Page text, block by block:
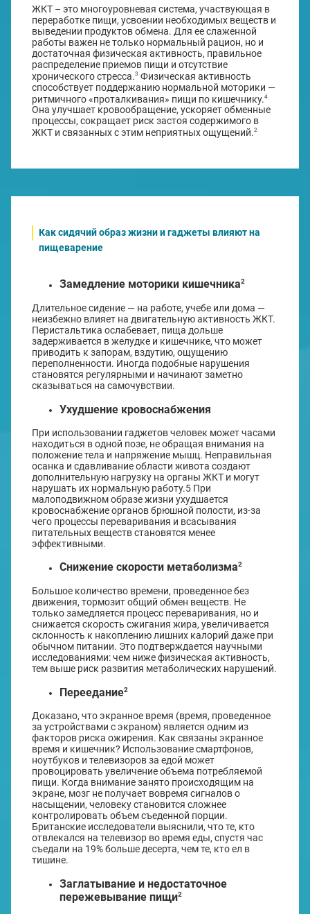
ЖКТ – это многоуровневая система, участвующая в
переработке пищи, усвоении необходимых веществ и
выведении продуктов обмена. Для ее слаженной
работы важен не только нормальный рацион, но и
достаточная физическая активность, правильное
распределение приемов пищи и отсутствие
хронического стресса.3 Физическая активность
способствует поддержанию нормальной моторики —
ритмичного «проталкивания» пищи по кишечнику.4
Она улучшает кровообращение, ускоряет обменные
процессы, сокращает риск застоя содержимого в
ЖКТ и связанных с этим неприятных ощущений.2
Как сидячий образ жизни и гаджеты влияют на
пищеварение
Замедление моторики кишечника2
Длительное сидение — на работе, учебе или дома —
неизбежно влияет на двигательную активность ЖКТ.
Перистальтика ослабевает, пища дольше
задерживается в желудке и кишечнике, что может
приводить к запорам, вздутию, ощущению
переполненности. Иногда подобные нарушения
становятся регулярными и начинают заметно
сказываться на самочувствии.
Ухудшение кровоснабжения
При использовании гаджетов человек может часами
находиться в одной позе, не обращая внимания на
положение тела и напряжение мышц. Неправильная
осанка и сдавливание области живота создают
дополнительную нагрузку на органы ЖКТ и могут
нарушать их нормальную работу.5 При
малоподвижном образе жизни ухудшается
кровоснабжение органов брюшной полости, из-за
чего процессы переваривания и всасывания
питательных веществ становятся менее
эффективными.
Снижение скорости метаболизма2
Большое количество времени, проведенное без
движения, тормозит общий обмен веществ. Не
только замедляется процесс переваривания, но и
снижается скорость сжигания жира, увеличивается
склонность к накоплению лишних калорий даже при
обычном питании. Это подтверждается научными
исследованиями: чем ниже физическая активность,
тем выше риск развития метаболических нарушений.
Переедание2
Доказано, что экранное время (время, проведенное
за устройствами с экраном) является одним из
факторов риска ожирения. Как связаны экранное
время и кишечник? Использование смартфонов,
ноутбуков и телевизоров за едой может
провоцировать увеличение объема потребляемой
пищи. Когда внимание занято происходящим на
экране, мозг не получает вовремя сигналов о
насыщении, человеку становится сложнее
контролировать объем съеденной порции.
Британские исследователи выяснили, что те, кто
отвлекался на телевизор во время еды, спустя час
съедали на 19% больше десерта, чем те, кто ел в
тишине.
Заглатывание и недостаточное
пережевывание пищи2